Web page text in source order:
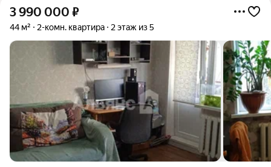
3 990 000 ₽
44 м² 2-комн. квартира 2 этаж из 5